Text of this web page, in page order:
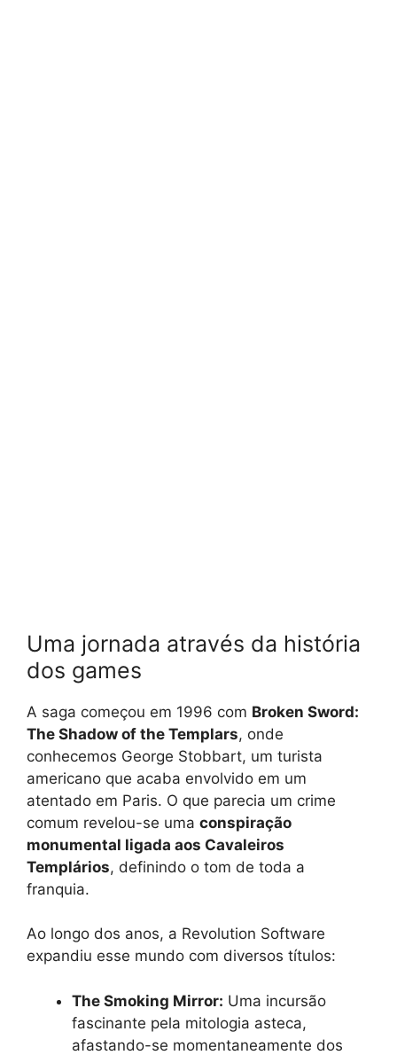
Uma jornada através da história
dos games
A saga começou em 1996 com Broken Sword:
The Shadow of the Templars, onde
conhecemos George Stobbart, um turista
americano que acaba envolvido em um
atentado em Paris. O que parecia um crime
comum revelou-se uma conspiração
monumental ligada aos Cavaleiros
Templários, definindo o tom de toda a
franquia.
Ao longo dos anos, a Revolution Software
expandiu esse mundo com diversos títulos:
The Smoking Mirror: Uma incursão
fascinante pela mitologia asteca,
afastando-se momentaneamente dos